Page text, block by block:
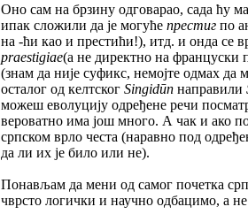
Oно сам на брзину одговарао, сада ћу
ипак сложили да је могуће престиг по
на -ћи као и престићи!), итд. и онда се
praestigiae(а не директно на француски
(знам да није суфикс, немојте одмах да
осталог од келтског Singidūn направили
можеш еволуцију одређене речи
вероватно има још много. А чак и ако
српском врло честа (наравно под
да ли их је било или не).
Понављам да мени од самог почетка
чврсто логички и научно одбацимо, а